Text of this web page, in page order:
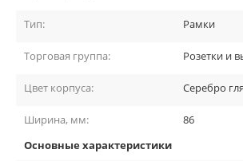
Тип: Рамки
Торговая группа: Розетки и
Цвет корпуса: Серебро
Ширина, мм:
86
Основные характеристики